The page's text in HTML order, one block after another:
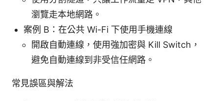
瀏覽走本地網路。
案例 B：在公共 Wi-Fi 下使用手機連線
開啟自動連線，使用強加密與 Kill Switch，
避免自動連線到非受信任網路。
常見誤區與解法